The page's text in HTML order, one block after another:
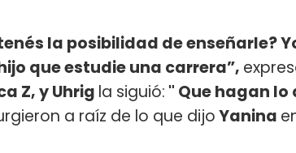
la posibilidad de enseñarle?
que estudie una carrera”,
Z, y Uhrig la siguió: " Que hagan lo
a raíz de lo que dijoYanina